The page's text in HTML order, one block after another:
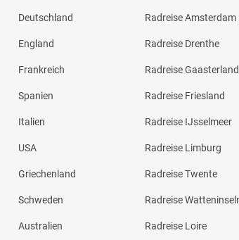
Deutschland
England
Frankreich
Spanien
Italien
USA
Griechenland
Schweden
Australien
Radreise Amsterdam
Radreise Drenthe
Radreise Gaasterland
Radreise Friesland
Radreise IJsselmeer
Radreise Limburg
Radreise Twente
Radreise
Radreise Loire